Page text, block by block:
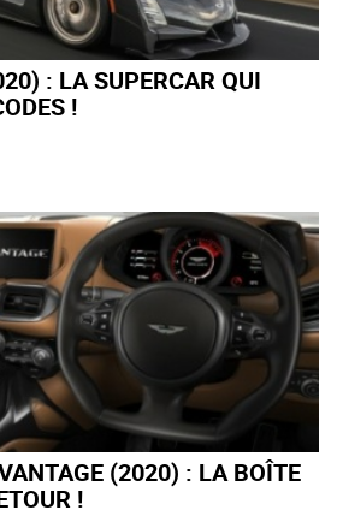
: LA SUPERCAR QUI
!
(2020) : LA BOÎTE
!